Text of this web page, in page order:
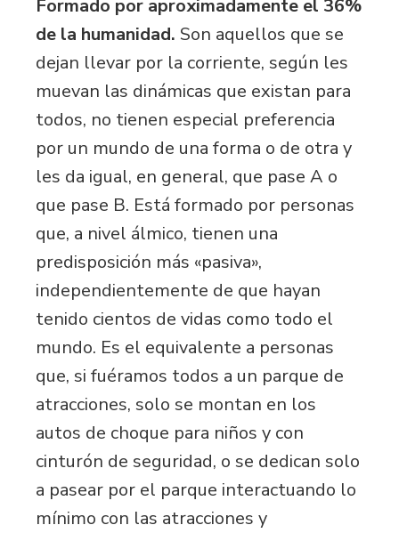
Formado por aproximadamente el 36%
de la humanidad. Son aquellos que se
dejan llevar por la corriente, según les
muevan las dinámicas que existan para
todos, no tienen especial preferencia
por un mundo de una forma o de otra y
les da igual, en general, que pase A o
que pase B. Está formado por personas
que, a nivel álmico, tienen una
predisposición más «pasiva»,
independientemente de que hayan
tenido cientos de vidas como todo el
mundo. Es el equivalente a personas
que, si fuéramos todos a un parque de
atracciones, solo se montan en los
autos de choque para niños y con
cinturón de seguridad, o se dedican solo
a pasear por el parque interactuando lo
mínimo con las atracciones y